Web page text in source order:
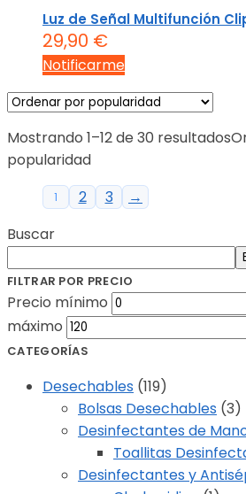
Luz de Señal Multifunción
29,90 €
Notificarme
Mostrando 1–12 de 30 resultados
popularidad
1 2 3
→
Buscar
FILTRAR POR PRECIO
Precio mínimo
máximo
CATEGORÍAS
Desechables (119)
Bolsas Desechables (3)
Desinfectantes de
Toallitas
Desinfectantes y